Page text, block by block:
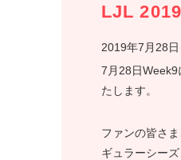
LJL
2019年7月28日
7月28日Week9
たします。
ファンの皆さ
ギュラーシー